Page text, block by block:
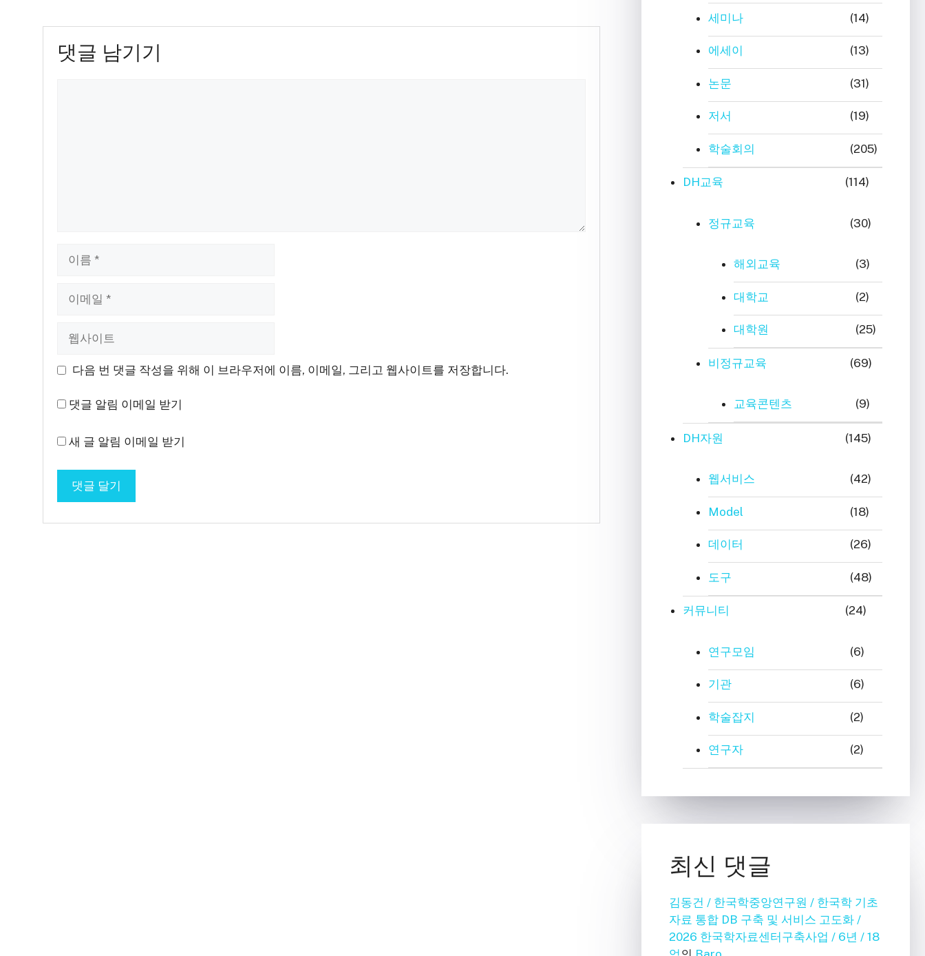
댓글 남기기
이 다음 번 댓글 작성을 위해 이 브라우저에 이름, 이메일, 그리고 웹사이트를 저장합니다.
댓글 알림 이메일 받기
새 글 알림 이메일 받기
세미나 (14)
에세이 (13)
논문 (31)
저서 (19)
학술회의 (205)
DH교육 (114)
정규교육 (30)
해외교육 (3)
대학교 (2)
대학원 (25)
비정규교육 (69)
교육콘텐츠 (9)
DH자원 (145)
웹서비스 (42)
Model (18)
데이터 (26)
도구 (48)
커뮤니티 (24)
연구모임 (6)
기관 (6)
학술잡지 (2)
연구자 (2)
최신 댓글
김동건 / 한국학중앙연구원 / 한국학 기초
자료 통합 DB 구축 및 서비스 고도화 /
2026 한국학자료센터구축사업 / 6년 / 18